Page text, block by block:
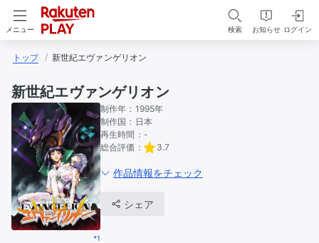
メニュー 検索 お知らせ ログイン
トップ 新世紀エヴァンゲリオン
新世紀エヴァンゲリオン
*1
制作年： 1995年
制作国： 日本
再生時間： -
総合評価：
3.7
作品情報をチェック
シェア